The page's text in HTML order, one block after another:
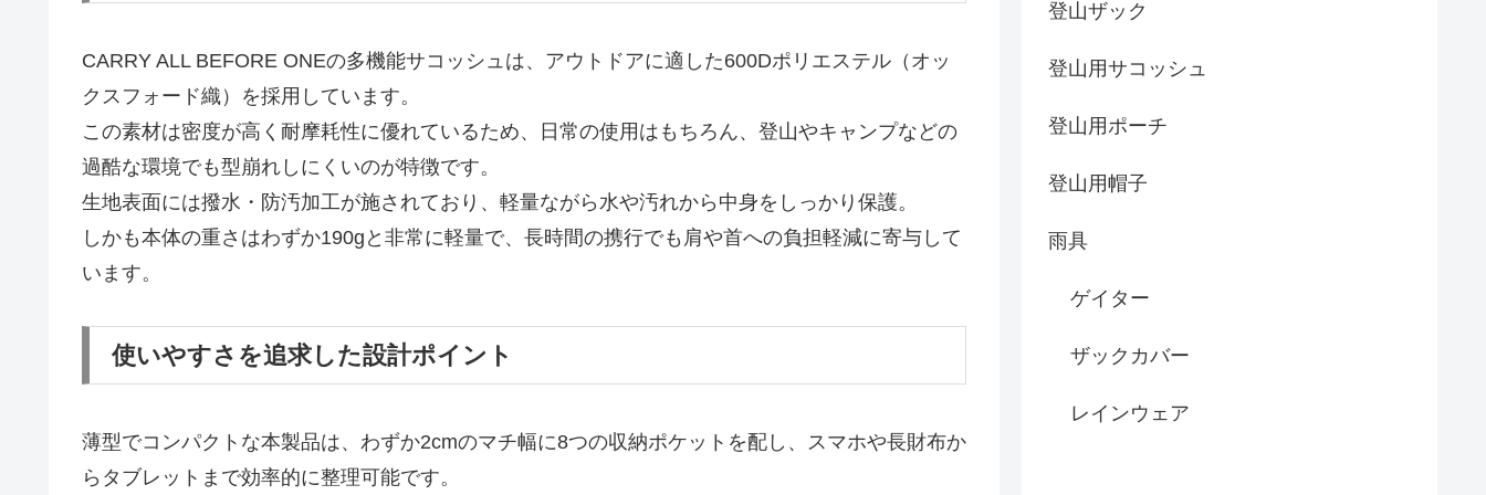
CARRY ALL BEFORE ONEの多機能サコッシュは、アウトドアに適した600Dポリエステル（オッ
クスフォード織）を採用しています。
この素材は密度が高く耐摩耗性に優れているため、日常の使用はもちろん、登山やキャンプなどの
過酷な環境でも型崩れしにくいのが特徴です。
生地表面には撥水・防汚加工が施されており、軽量ながら水や汚れから中身をしっかり保護。
しかも本体の重さはわずか190gと非常に軽量で、長時間の携行でも肩や首への負担軽減に寄与して
います。
使いやすさを追求した設計ポイント
薄型でコンパクトな本製品は、わずか2cmのマチ幅に8つの収納ポケットを配し、スマホや長財布か
らタブレットまで効率的に整理可能です。
登山ザック
登山用サコッシュ
登山用ポーチ
登山用帽子
雨具
ゲイター
ザックカバー
レインウェア